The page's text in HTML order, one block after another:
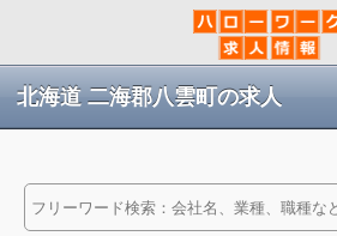
北海道 二海郡八雲町の求人